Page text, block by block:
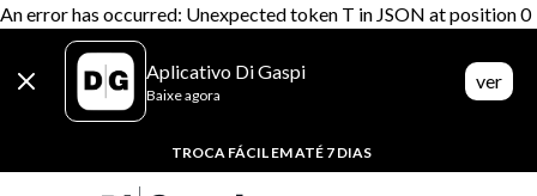
An error has occurred: Unexpected token T in JSON at position 0
Aplicativo Di Gaspi
Baixe agora
ver
TROCA FÁCIL EM ATÉ 7 DIAS